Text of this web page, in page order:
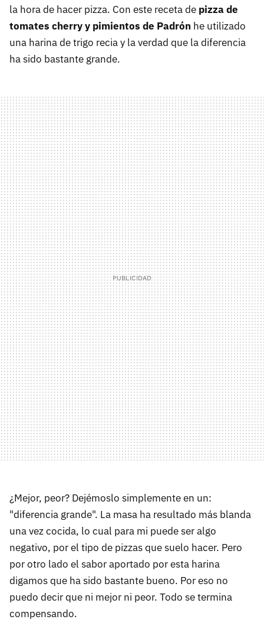
la hora de hacer pizza. Con este receta de pizza de
tomates cherry y pimientos de Padrón he utilizado
una harina de trigo recia y la verdad que la diferencia
ha sido bastante grande.
¿Mejor, peor? Dejémoslo simplemente en un:
"diferencia grande". La masa ha resultado más blanda
una vez cocida, lo cual para mi puede ser algo
negativo, por el tipo de pizzas que suelo hacer. Pero
por otro lado el sabor aportado por esta harina
digamos que ha sido bastante bueno. Por eso no
puedo decir que ni mejor ni peor. Todo se termina
compensando.